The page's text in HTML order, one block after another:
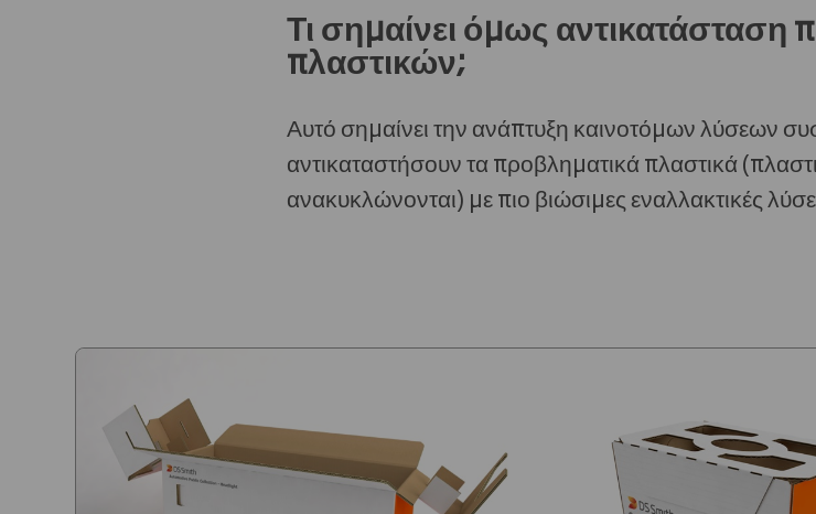
Τι σημαίνει όμως αντικατάσταση
πλαστικών;
Αυτό σημαίνει την ανάπτυξη καινοτόμων λύσεων
αντικαταστήσουν τα προβληματικά πλαστικά
ανακυκλώνονται) με πιο βιώσιμες εναλλακτικές